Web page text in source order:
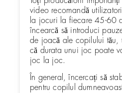
video recomandă
la jocuri la fiecare 45-60
încearcă să introduci
de joacă ale copilului tău,
că durata unui joc poate
joc la joc.
În general, încercați să
pentru copilul